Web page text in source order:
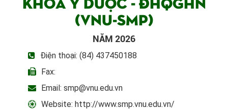
(VNU-SMP)
NĂM 2026
Điện thoại: (84) 437450188
Fax:
Email: smp@vnu.edu.vn
Website: http://www.smp.vnu.edu.vn/